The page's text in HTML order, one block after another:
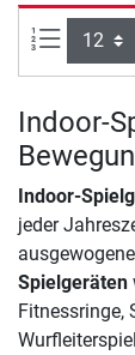
Artikel
Indoor-
Indoor-
jeder
Spielgeräten
Fitnessringe,